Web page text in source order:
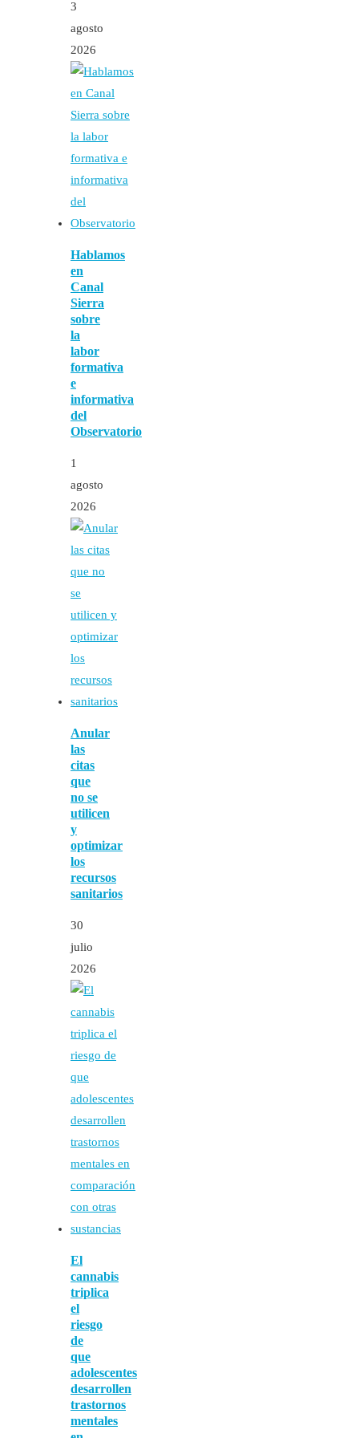
3
agosto
2026
Hablamos
en
Canal
Sierra
sobre
la
labor
formativa
e
informativa
del
Observatorio
1
agosto
2026
Anular
las
citas
que
no se
utilicen
y
optimizar
los
recursos
sanitarios
30
julio
2026
El
cannabis
triplica
el
riesgo
de
que
adolescentes
desarrollen
trastornos
mentales